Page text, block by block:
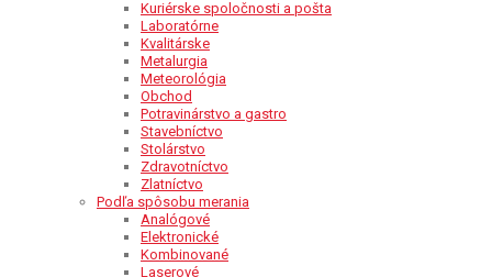
Kuriérske spoločnosti a pošta
Laboratórne
Kvalitárske
Metalurgia
Meteorológia
Obchod
Potravinárstvo a gastro
Stavebníctvo
Stolárstvo
Zdravotníctvo
Zlatníctvo
Podľa spôsobu merania
Analógové
Elektronické
Kombinované
Laserové